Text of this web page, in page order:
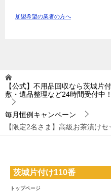
加盟希望の業者の方へ
【公式】不用品回収なら茨城片
敷・遺品整理など24時間受付中！
毎月恒例キャンペーン
【限定2名さま】高級お茶漬け
茨城片付け110番
トップページ